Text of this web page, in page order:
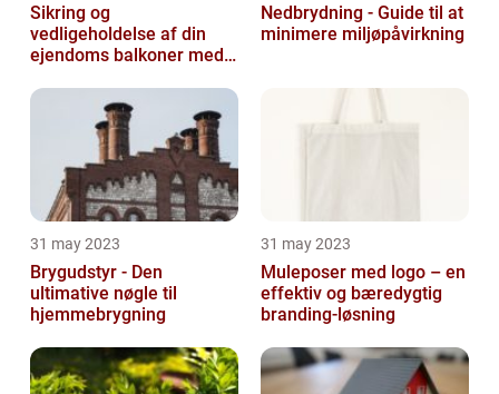
Sikring og
vedligeholdelse af din
ejendoms balkoner med
Nedbrydning - Guide til at
minimere miljøpåvirkning
31 may 2023
Brygudstyr - Den
ultimative nøgle til
hjemmebrygning
31 may 2023
Muleposer med logo – en
effektiv og bæredygtig
branding-løsning